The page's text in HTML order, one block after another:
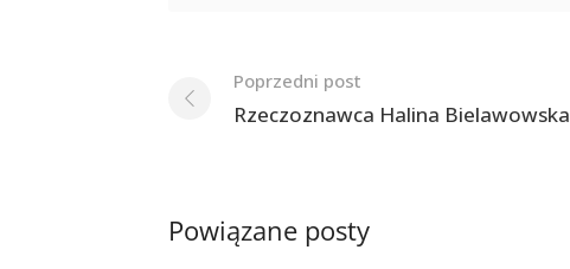
Nawigacja
po
Poprzedni post
Rzeczoznawca Halina Bielawowska
Powiązane posty